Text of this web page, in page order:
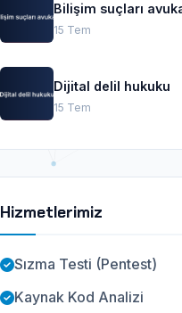
Bilişim suçları
15 Tem
Dijital delil hukuku
15 Tem
Hizmetlerimiz
Sızma Testi (Pentest)
Kaynak Kod Analizi